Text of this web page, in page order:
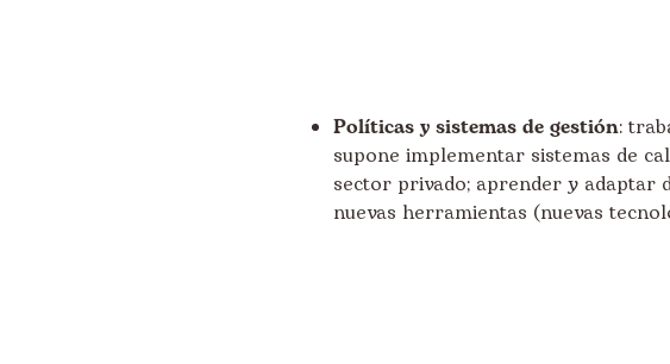
Políticas y sistemas de gestión:
supone implementar sistemas de
sector privado; aprender y adaptar
nuevas herramientas (nuevas